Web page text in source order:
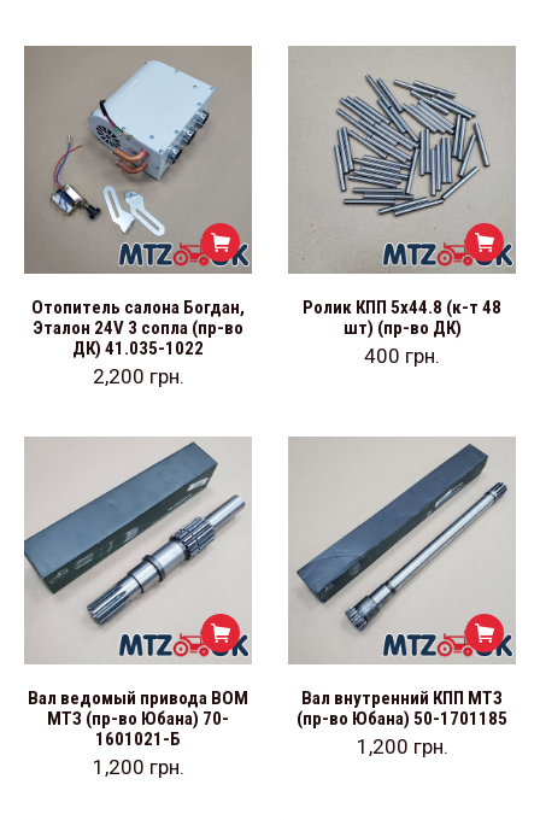
Отопитель салона Богдан,
Эталон 24V 3 сопла (пр-во
ДК) 41.035-1022
2,200 грн.
Ролик КПП 5х44.8 (к-т 48
шт) (пр-во ДК)
400 грн.
Вал ведомый привода ВОМ
МТЗ (пр-во Юбана) 70-
1601021-Б
1,200 грн.
Вал внутренний КПП МТЗ
(пр-во Юбана) 50-1701185
1,200 грн.